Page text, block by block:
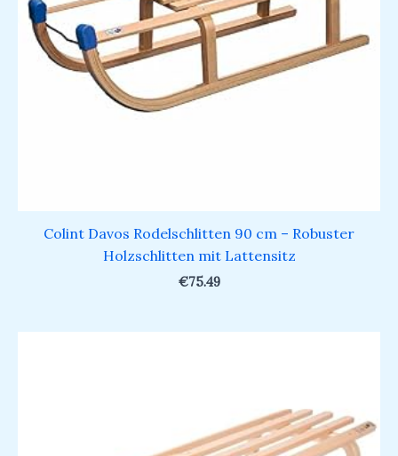
Colint Davos Rodelschlitten 90 cm – Robuster
Holzschlitten mit Lattensitz
€75.49